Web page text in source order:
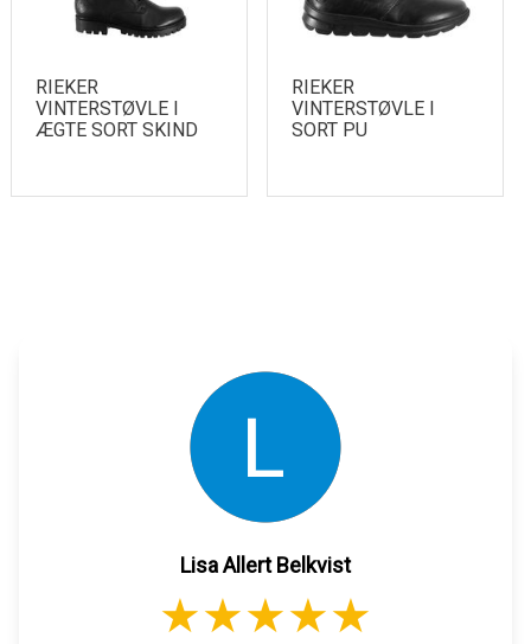
RIEKER
VINTERSTØVLE I
ÆGTE SORT SKIND
RIEKER
VINTERSTØVLE I
SORT PU
Lisa Allert Belkvist